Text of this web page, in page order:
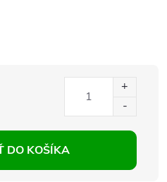
DO KOŠÍKA